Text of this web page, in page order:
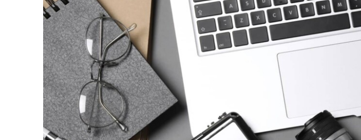
Image